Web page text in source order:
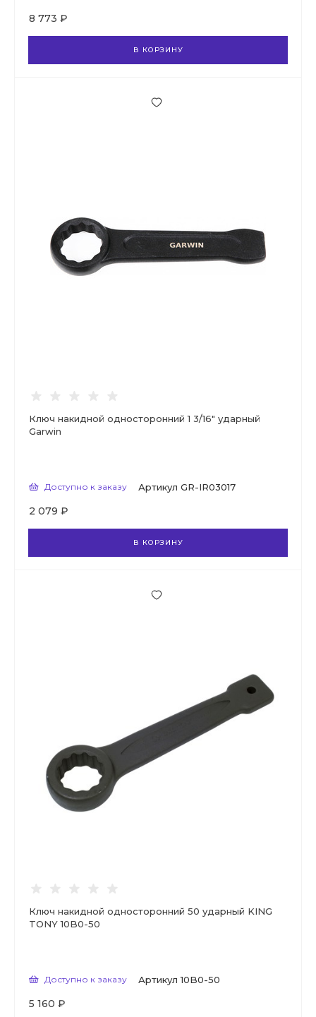
8 773 ₽
В КОРЗИНУ
Ключ накидной односторонний 1 3/16" ударный
Garwin
Доступно к заказу Артикул GR-IR03017
2 079 ₽
В КОРЗИНУ
Ключ накидной односторонний 50 ударный KING
TONY 10B0-50
Доступно к заказу Артикул 10B0-50
5 160 ₽